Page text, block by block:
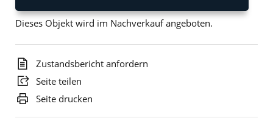
Dieses Objekt wird im Nachverkauf angeboten.
Zustandsbericht anfordern
Seite teilen
Seite drucken